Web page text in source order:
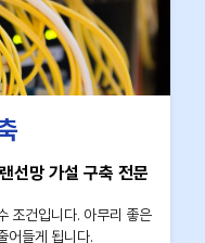
선망 가설 구축 전문
조건입니다. 아무리 좋은
어들게 됩니다.